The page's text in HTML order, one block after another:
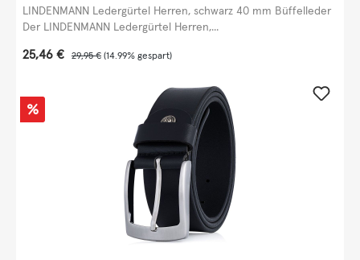
LINDENMANN Ledergürtel Herren, schwarz 40 mm Büffelleder
Der LINDENMANN Ledergürtel Herren,...
Verkaufspreis:
25,46 € Regulärer Preis:
29,95 € (14.99% gespart)
Rabatt
%